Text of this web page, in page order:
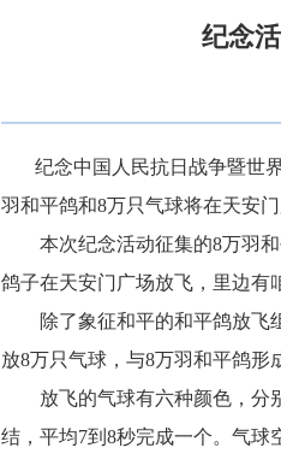
纪念
纪念中国人民抗日战争暨世界
羽和平鸽和8万只气球将在天安
本次纪念活动征集的8万羽和
鸽子在天安门广场放飞，里边有
除了象征和平的和平鸽放飞组
放8万只气球，与8万羽和平鸽形
放飞的气球有六种颜色，分别
结，平均7到8秒完成一个。气球